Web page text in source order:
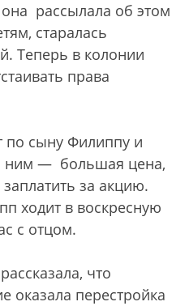
рассылала об этом
старалась
Теперь в колонии
права
по сыну Филиппу и
ним — большая цена,
за акцию.
ходит в воскресную
с отцом.
что
оказала перестройка